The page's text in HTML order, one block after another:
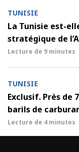
TUNISIE
La Tunisie est-
stratégique de
Lecture de 9 minutes
TUNISIE
Exclusif. Près de
barils de
Lecture de 4 minutes